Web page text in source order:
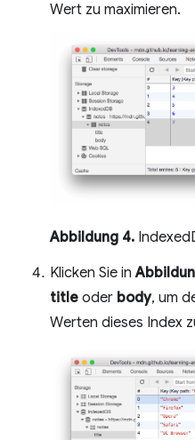
Wert zu maximieren.
Abbildung 4.
Klicken Sie in
title oder body, um
Werten dieses Index